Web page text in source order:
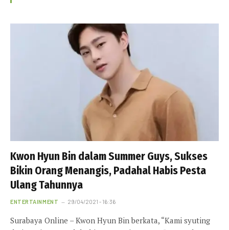
Kwon Hyun Bin dalam Summer Guys, Sukses
Bikin Orang Menangis, Padahal Habis Pesta
Ulang Tahunnya
ENTERTAINMENT 29/04/2021 - 16:36
Surabaya Online – Kwon Hyun Bin berkata, “Kami syuting